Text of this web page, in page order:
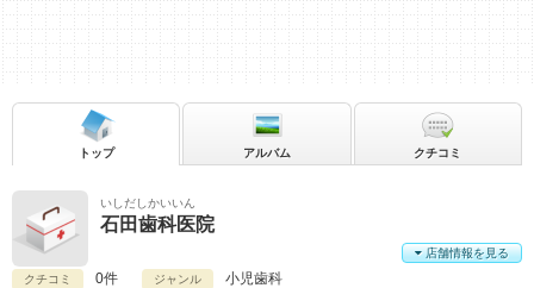
いしだしかいいん
石田歯科医院
クチコミ 0件 ジャンル 小児歯科
店舗情報を見る
トップ アルバム クチコミ